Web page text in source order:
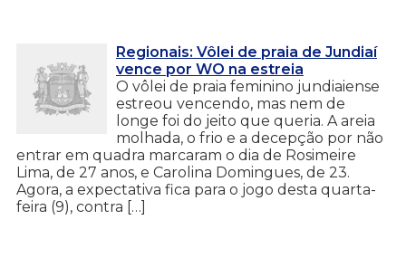
Regionais: Vôlei de praia de Jundiaí
vence por WO na estreia
O vôlei de praia feminino jundiaiense
estreou vencendo, mas nem de
longe foi do jeito que queria. A areia
molhada, o frio e a decepção por não
entrar em quadra marcaram o dia de Rosimeire
Lima, de 27 anos, e Carolina Domingues, de 23.
Agora, a expectativa fica para o jogo desta quarta-
feira (9), contra […]